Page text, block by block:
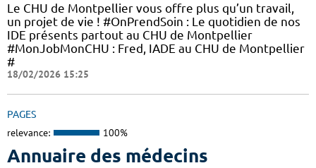
Le CHU de Montpellier vous offre plus qu’un travail,
un projet de vie ! #OnPrendSoin : Le quotidien de nos
IDE présents partout au CHU de Montpellier
#MonJobMonCHU : Fred, IADE au CHU de Montpellier
#
18/02/2026 15:25
PAGES
relevance: 100%
Annuaire des médecins